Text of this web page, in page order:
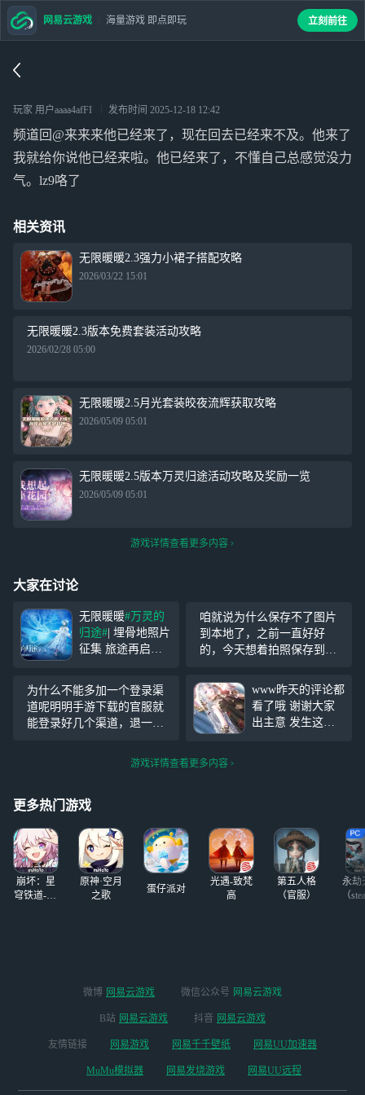
玩家 用户aaaa4afFI 发布时间 2025-12-18 12:42
频道回@来来来他已经来了，现在回去已经来不及。他来了
我就给你说他已经来啦。他已经来了，不懂自己总感觉没力
气。lz9咯了
相关资讯
无限暖暖2.3强力小裙子搭配攻略
2026/03/22 15:01
无限暖暖2.3版本免费套装活动攻略
2026/02/28 05:00
无限暖暖2.5月光套装皎夜流辉获取攻略
2026/05/09 05:01
无限暖暖2.5版本万灵归途活动攻略及奖励一览
2026/05/09 05:01
游戏详情查看更多内容
大家在讨论
无限暖暖#万灵的
归途# | 埋骨地照片
征集 旅途再启，
「埋骨地」开放探
索！ 在消逝之
上，新的生命悄然
生长；所谓终点，
启程。踏上埋骨地
里发生的一切吧
——
咱就说为什么保存不了图片
到本地了，之前一直好好
的，今天想着拍照保存到本
的，真无语了
为什么不能多加一个登录渠
道呢明明手游下载的官服就
能登录好几个渠道，退一万
#无限暖暖
www昨天的评论都
看了哦 谢谢大家
出主意 发生这种
游戏详情查看更多内容
更多热门游戏
崩坏：星
穹铁道-4.4
原神·空月
之歌
蛋仔派对
光遇-致梵
高
第五人格
（官服）
永劫
（
网易云游戏 海量游戏 即点即玩 立刻前往
微博 网易云游戏 微信公众号 网易云游戏
B站 网易云游戏 抖音 网易云游戏
友情链接 网易游戏 网易千千壁纸 网易UU加速器
MuMu模拟器 网易发烧游戏 网易UU远程